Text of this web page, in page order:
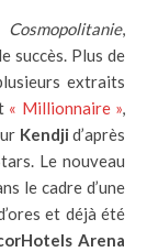
Cosmopolitanie,
succès. Plus de
extraits
« Millionnaire »,
Kendji d’après
Le nouveau
le cadre d’une
et déjà été
Arena